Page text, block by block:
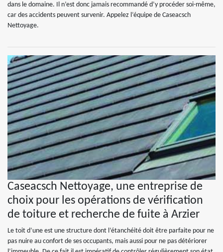
dans le domaine. Il n’est donc jamais recommandé d’y procéder soi-même,
car des accidents peuvent survenir. Appelez l’équipe de Caseacsch
Nettoyage.
Caseacsch Nettoyage, une entreprise de
choix pour les opérations de vérification
de toiture et recherche de fuite à Arzier
Le toit d’une est une structure dont l’étanchéité doit être parfaite pour ne
pas nuire au confort de ses occupants, mais aussi pour ne pas détériorer